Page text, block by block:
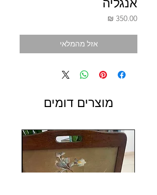
אנגליה
אזל מהמלאי
מוצרים דומים